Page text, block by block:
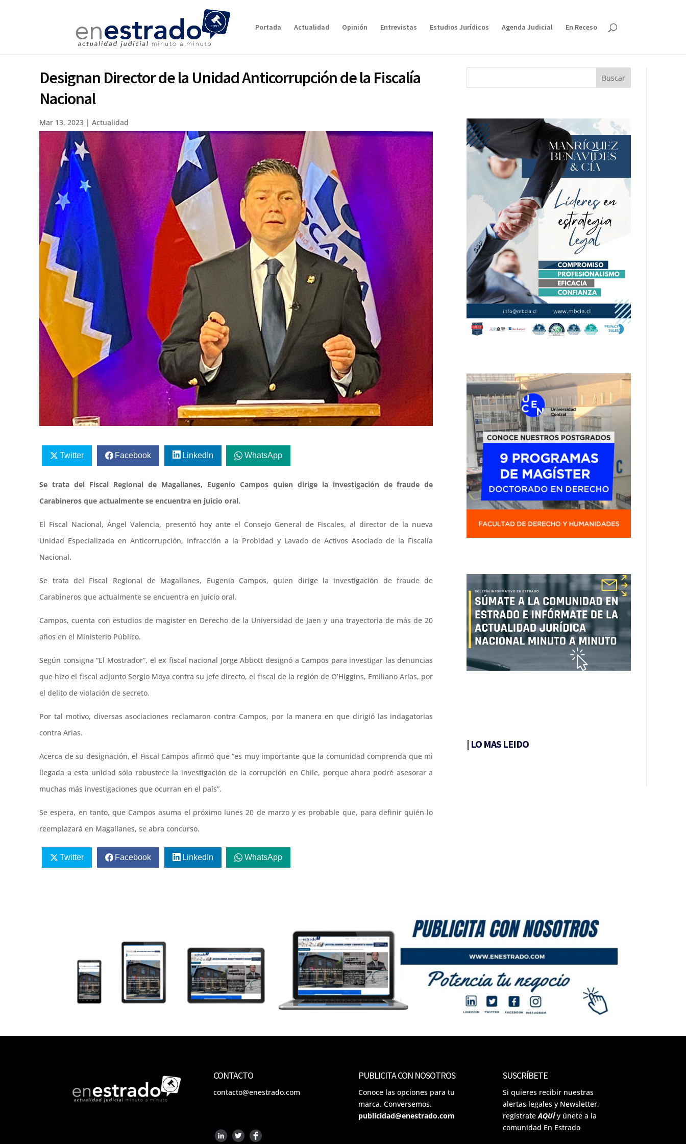
Portada Actualidad Opinión Entrevistas Estudios Jurídicos Agenda Judicial En Receso
Designan Director de la Unidad Anticorrupción de la Fiscalía
Nacional
Mar 13, 2023 |Actualidad
Twitter Facebook LinkedIn WhatsApp
Se trata del Fiscal Regional de Magallanes, Eugenio Campos quien dirige la investigación de fraude de
Carabineros que actualmente se encuentra en juicio oral.
El Fiscal Nacional, Ángel Valencia, presentó hoy ante el Consejo General de Fiscales, al director de la nueva
Unidad Especializada en Anticorrupción, Infracción a la Probidad y Lavado de Activos Asociado de la Fiscalía
Nacional.
Se trata del Fiscal Regional de Magallanes, Eugenio Campos, quien dirige la investigación de fraude de
Carabineros que actualmente se encuentra en juicio oral.
Campos, cuenta con estudios de magister en Derecho de la Universidad de Jaen y una trayectoria de más de 20
años en el Ministerio Público.
Según consigna “El Mostrador”, el ex fiscal nacional Jorge Abbott designó a Campos para investigar las denuncias
que hizo el fiscal adjunto Sergio Moya contra su jefe directo, el fiscal de la región de O’Higgins, Emiliano Arias, por
el delito de violación de secreto.
Por tal motivo, diversas asociaciones reclamaron contra Campos, por la manera en que dirigió las indagatorias
contra Arias.
Acerca de su designación, el Fiscal Campos afirmó que “es muy importante que la comunidad comprenda que mi
llegada a esta unidad sólo robustece la investigación de la corrupción en Chile, porque ahora podré asesorar a
muchas más investigaciones que ocurran en el país”.
Se espera, en tanto, que Campos asuma el próximo lunes 20 de marzo y es probable que, para definir quién lo
reemplazará en Magallanes, se abra concurso.
Twitter Facebook LinkedIn WhatsApp
| LO MAS LEIDO
CONTACTO
contacto@enestrado.com
PUBLICITA CON NOSOTROS
Conoce las opciones para tu
marca. Conversemos.
publicidad@enestrado.com
SUSCRÍBETE
Si quieres recibir nuestras
alertas legales y Newsletter,
regístrateAQUÍ y únete a la
comunidad En Estrado